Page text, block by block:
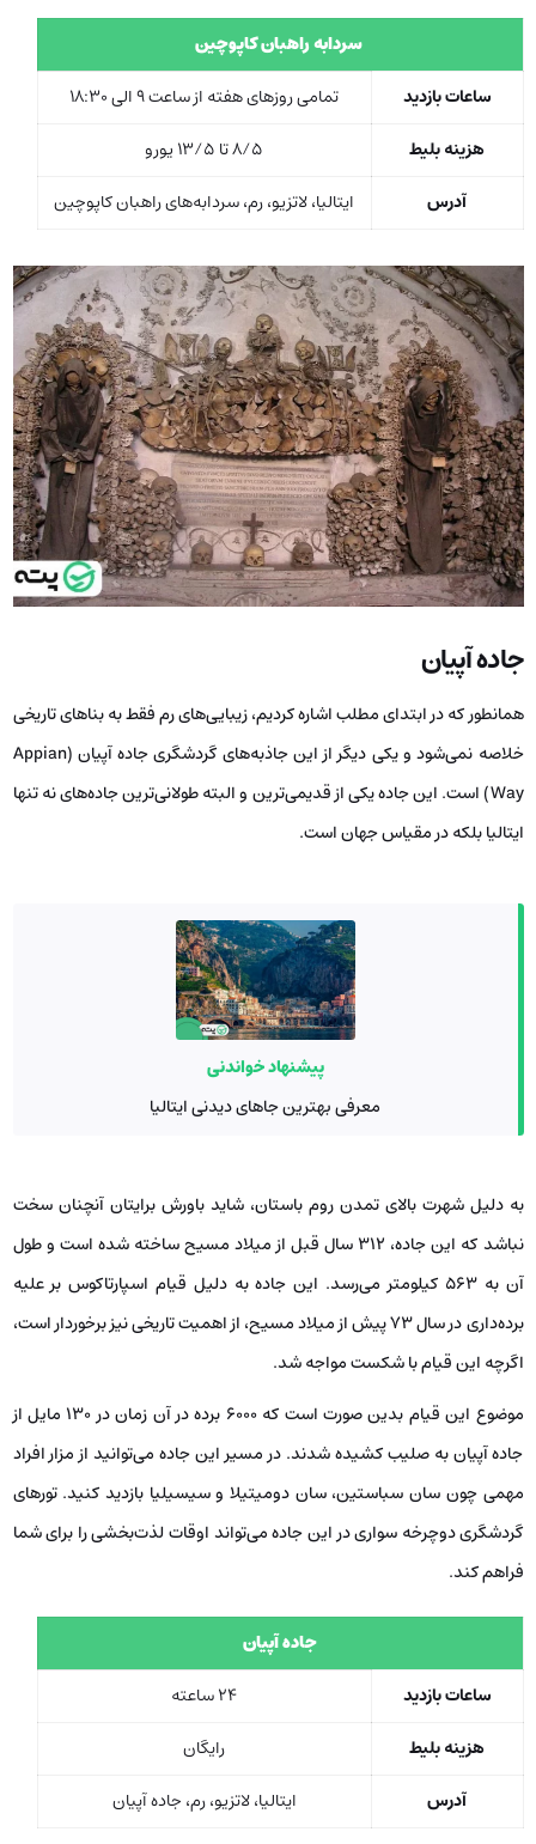
سردابه‌ راهبان کاپوچین
ساعات بازدید
تمامی روزهای هفته از ساعت 9 الی 18:30
هزینه بلیط
8/5 تا 13/5 یورو
آدرس
ایتالیا، لاتزیو، رم، سردابه‌های راهبان کاپوچین
جاده آپیان
همانطور که در ابتدای مطلب اشاره کردیم، زیبایی‌های رم فقط به بناهای تاریخی
خلاصه نمی‌شود و یکی دیگر از این جاذبه‌های گردشگری جاده آپیان (Appian
Way) است. این جاده یکی از قدیمی‌ترین و البته طولانی‌ترین جاده‌های نه تنها
ایتالیا بلکه در مقیاس جهان است.
پیشنهاد خواندنی
معرفی بهترین جاهای دیدنی ایتالیا
به دلیل شهرت بالای تمدن روم باستان، شاید باورش برایتان آنچنان سخت
نباشد که این جاده، 312 سال قبل از میلاد مسیح ساخته شده است و طول
آن به 563 کیلومتر می‌رسد. این جاده به دلیل قیام اسپارتاکوس بر علیه
برده‌داری در سال 73 پیش از میلاد مسیح، از اهمیت تاریخی نیز برخوردار است،
اگرچه این قیام با شکست مواجه شد.
موضوع این قیام بدین صورت است که 6000 برده در آن زمان در 130 مایل از
جاده آپیان به صلیب کشیده شدند. در مسیر این جاده می‌توانید از مزار افراد
مهمی چون سان سباستین، سان دومیتیلا و سیسیلیا بازدید کنید. تورهای
گردشگری دوچرخه سواری در این جاده می‌تواند اوقات لذت‌بخشی را برای شما
فراهم کند.
جاده آپیان
ساعات بازدید
24 ساعته
هزینه بلیط
رایگان
آدرس
ایتالیا، لاتزیو، رم، جاده آپیان